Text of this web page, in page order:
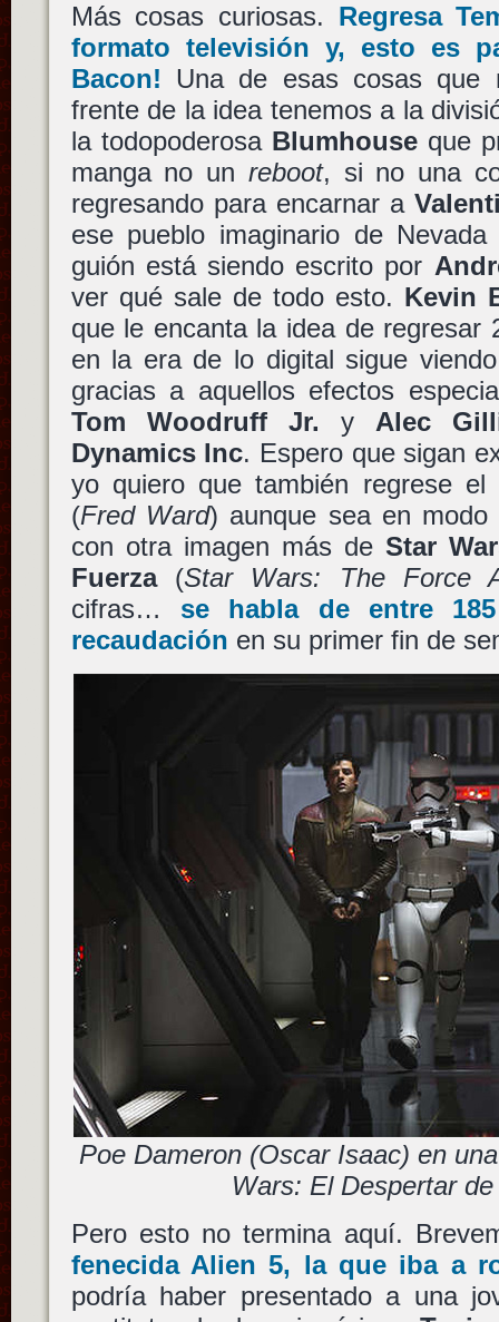
Más cosas curiosas. Regresa
formato televisión y, esto es
Bacon! Una de esas cosas que
frente de la idea tenemos a la
la todopoderosa Blumhouseque
manga no un reboot, si no una
regresando para encarnar a
ese pueblo imaginario de
guión está siendo escrito por
ver qué sale de todo esto. Kevin
que le encanta la idea de regresar
en la era de lo digital sigue
gracias a aquellos efectos
Tom Woodruff Jr. y Alec
Dynamics Inc. Espero que sigan
yo quiero que también regrese
(Fred Ward) aunque sea en
con otra imagen más de Star
Fuerza(Star Wars: The Force
cifras… se habla de entre
recaudación en su primer fin de
Poe Dameron (Oscar Isaac) en
Wars: El Despertar
Pero esto no termina aquí.
fenecida Alien 5, la que iba a
podría haber presentado a una